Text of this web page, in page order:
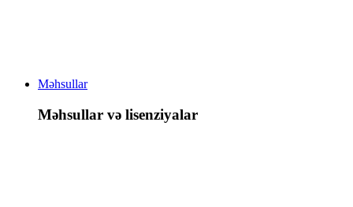
Məhsullar
Məhsullar və lisenziyalar